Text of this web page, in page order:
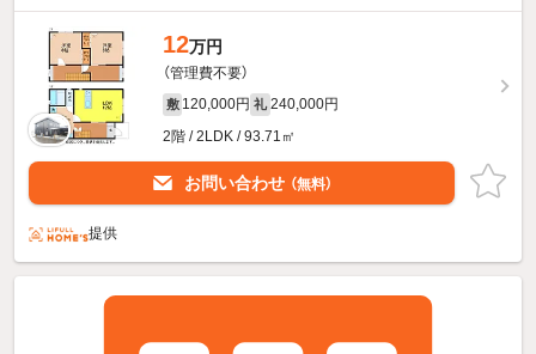
12万円
（管理費不要）
敷 120,000円 礼 240,000円
2階 / 2LDK / 93.71㎡
お問い合わせ （無料）
提供